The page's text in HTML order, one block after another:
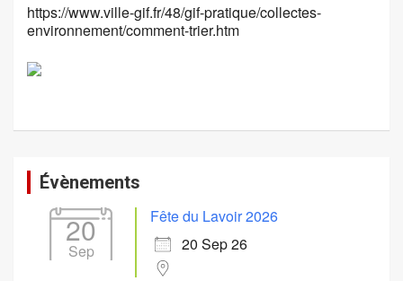
https://www.ville-gif.fr/48/gif-pratique/collectes-
environnement/comment-trier.htm
Évènements
20
Sep
Fête du Lavoir 2026
20 Sep 26